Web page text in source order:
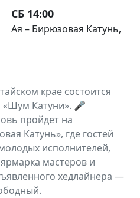
СБ 14:00
Ая – Бирюзовая Катунь,
крае состоится
«Шум Катуни». 🎤
пройдет на
Катунь», где гостей
исполнителей,
мастеров и
хедлайнера —